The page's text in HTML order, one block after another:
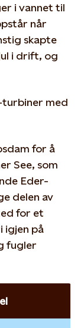
i vannet til
når
skapte
i drift, og
med
for å
See, som
Eder-
delen av
for et
igjen på
fugler